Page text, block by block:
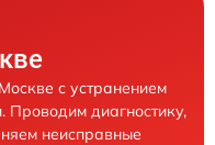
с устранением
Проводим диагностику,
неисправные